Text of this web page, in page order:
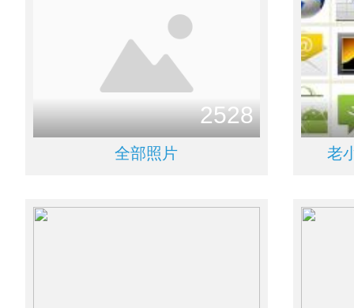
2528
全部照片 老